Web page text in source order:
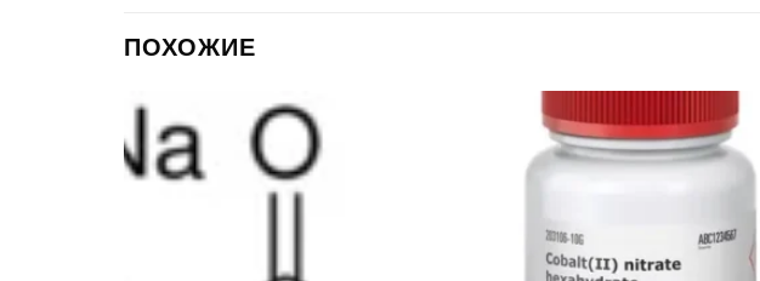
ПОХОЖИЕ